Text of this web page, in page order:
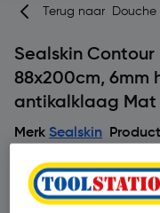
Terug naar
Sealskin
88x200cm, 6mm
antikalklaag Mat
Merk Sealskin